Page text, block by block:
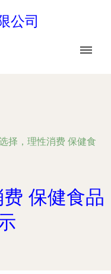
公司
择，理性消费 保健食
保健食品